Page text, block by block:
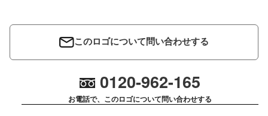
このロゴについて問い合わせする
0120-962-165
お電話で、このロゴについて問い合わせする